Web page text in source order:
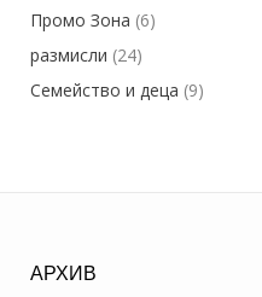
Промо Зона (6)
размисли (24)
Семейство и деца (9)
АРХИВ